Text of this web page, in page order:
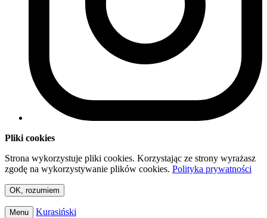
Pliki cookies
Strona wykorzystuje pliki cookies. Korzystając ze strony wyrażasz
zgodę na wykorzystywanie plików cookies. Polityka prywatności
OK, rozumiem
Menu Kurasiński